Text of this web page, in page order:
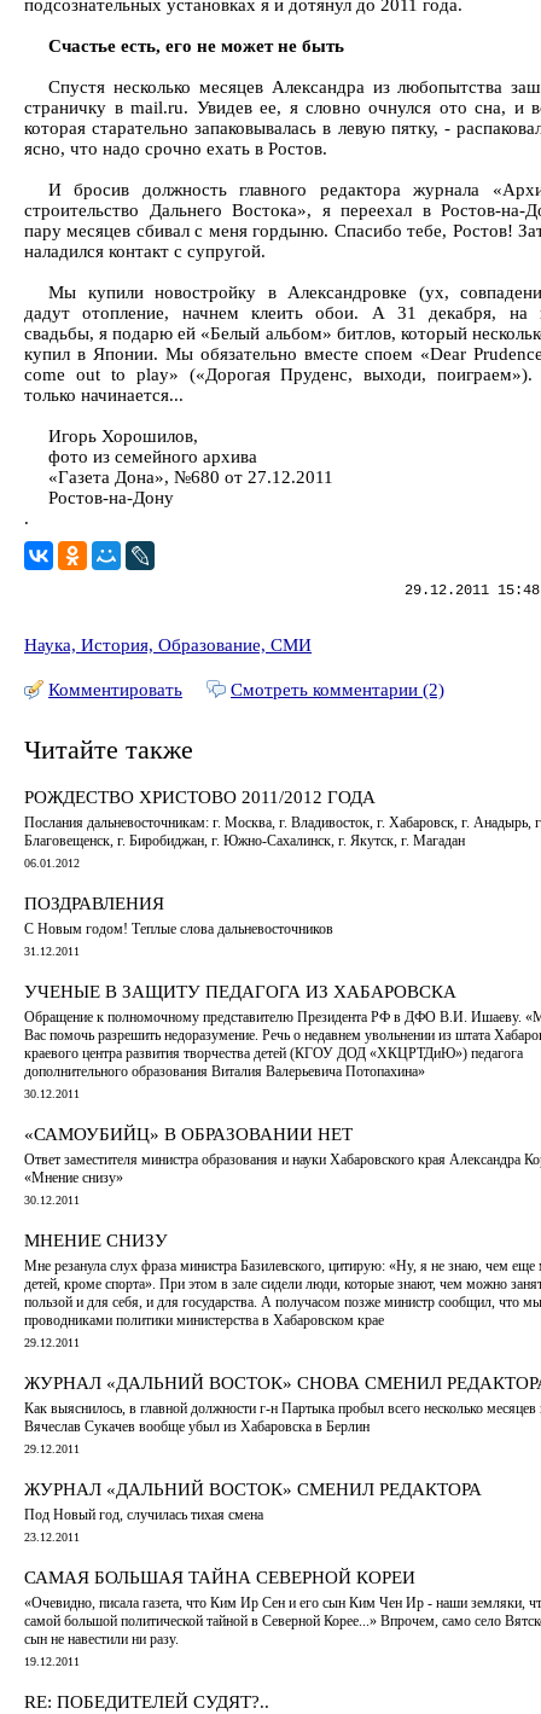
подсознательных установках я и дотянул до 2011 года.
Счастье есть, его не может не быть
Спустя несколько месяцев Александра из любопытства
страничку в mail.ru. Увидев ее, я словно очнулся ото сна, и
которая старательно запаковывалась в левую пятку, -
ясно, что надо срочно ехать в Ростов.
И бросив должность главного редактора журнала
строительство Дальнего Востока», я переехал в Ростов-на-
пару месяцев сбивал с меня гордыню. Спасибо тебе, Ростов!
наладился контакт с супругой.
Мы купили новостройку в Александровке (ух,
дадут отопление, начнем клеить обои. А 31 декабря, на
свадьбы, я подарю ей «Белый альбом» битлов, который
купил в Японии. Мы обязательно вместе споем «Dear
come out to play» («Дорогая Пруденс, выходи, поиграем»).
только начинается...
Игорь Хорошилов,
фото из семейного архива
«Газета Дона», №680 от 27.12.2011
Ростов-на-Дону
.
29.12.2011
Наука, История, Образование, СМИ
Комментировать Смотреть комментарии (2)
Читайте также
РОЖДЕСТВО ХРИСТОВО 2011/2012 ГОДА
Послания дальневосточникам: г. Москва, г. Владивосток, г. Хабаровск, г. Анадырь,
Благовещенск, г. Биробиджан, г. Южно-Сахалинск, г. Якутск, г. Магадан
06.01.2012
ПОЗДРАВЛЕНИЯ
С Новым годом! Теплые слова дальневосточников
31.12.2011
УЧЕНЫЕ В ЗАЩИТУ ПЕДАГОГА ИЗ ХАБАРОВСКА
Обращение к полномочному представителю Президента РФ в ДФО В.И. Ишаеву.
Вас помочь разрешить недоразумение. Речь о недавнем увольнении из штата
краевого центра развития творчества детей (КГОУ ДОД «ХКЦРТДиЮ») педагога
дополнительного образования Виталия Валерьевича Потопахина»
30.12.2011
«САМОУБИЙЦ» В ОБРАЗОВАНИИ НЕТ
Ответ заместителя министра образования и науки Хабаровского края Александра
«Мнение снизу»
30.12.2011
МНЕНИЕ СНИЗУ
Мне резанула слух фраза министра Базилевского, цитирую: «Ну, я не знаю, чем еще
детей, кроме спорта». При этом в зале сидели люди, которые знают, чем можно
пользой и для себя, и для государства. А получасом позже министр сообщил, что
проводниками политики министерства в Хабаровском крае
29.12.2011
ЖУРНАЛ «ДАЛЬНИЙ ВОСТОК» СНОВА СМЕНИЛ
Как выяснилось, в главной должности г-н Партыка пробыл всего несколько
Вячеслав Сукачев вообще убыл из Хабаровска в Берлин
29.12.2011
ЖУРНАЛ «ДАЛЬНИЙ ВОСТОК» СМЕНИЛ РЕДАКТОРА
Под Новый год, случилась тихая смена
23.12.2011
САМАЯ БОЛЬШАЯ ТАЙНА СЕВЕРНОЙ КОРЕИ
«Очевидно, писала газета, что Ким Ир Сен и его сын Ким Чен Ир - наши земляки,
самой большой политической тайной в Северной Корее...» Впрочем, само село
сын не навестили ни разу.
19.12.2011
RE: ПОБЕДИТЕЛЕЙ СУДЯТ?..